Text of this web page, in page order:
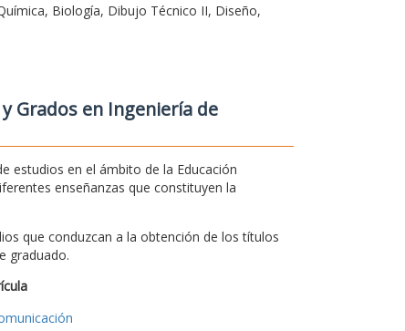
Biología, Dibujo Técnico II, Diseño,
Grados en Ingeniería de
estudios en el ámbito de la Educación
enseñanzas que constituyen la
que conduzcan a la obtención de los títulos
graduado.